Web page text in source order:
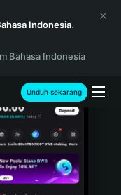
Indonesia.
Bahasa Indonesia
Unduh sekarang